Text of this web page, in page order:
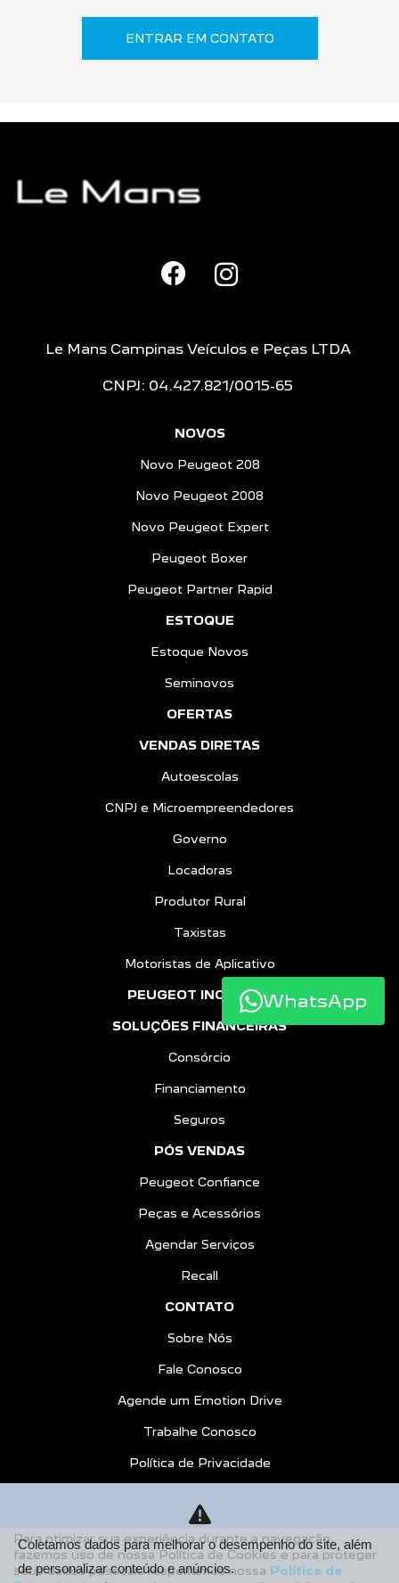
ENTRAR EM CONTATO
Le Mans Campinas Veículos e Peças LTDA
CNPJ: 04.427.821/0015-65
NOVOS
Novo Peugeot 208
Novo Peugeot 2008
Novo Peugeot Expert
Peugeot Boxer
Peugeot Partner Rapid
ESTOQUE
Estoque Novos
Seminovos
OFERTAS
VENDAS DIRETAS
Autoescolas
CNPJ e Microempreendedores
Governo
Locadoras
Produtor Rural
Taxistas
Motoristas de Aplicativo
PEUGEOT INCLUSÃO
SOLUÇÕES FINANCEIRAS
Consórcio
Financiamento
Seguros
PÓS VENDAS
Peugeot Confiance
Peças e Acessórios
Agendar Serviços
Recall
CONTATO
Sobre Nós
Fale Conosco
Agende um Emotion Drive
Trabalhe Conosco
Política de Privacidade
AGENDE UM TEST DRIVE
Desacelere. Seu bem maior é a vida.
WhatsApp
Para otimizar sua experiência durante a navegação,
fazemos uso de nossa Política de Cookies e para proteger
seus dados pessoais respeitamos nossa Política de
Coletamos dados para melhorar o desempenho do site, além
de personalizar conteúdo e anúncios.